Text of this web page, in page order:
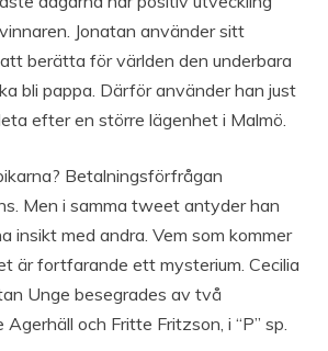
Jonatan använder sitt
berätta för världen den underbara
bli pappa. Därför använder han just
efter en större lägenhet i Malmö.
Betalningsförfrågan
Men i samma tweet antyder han
insikt med andra. Vem som kommer
är fortfarande ett mysterium. Cecilia
Unge besegrades av två
Agerhäll och Fritte Fritzson, i “P” sp.